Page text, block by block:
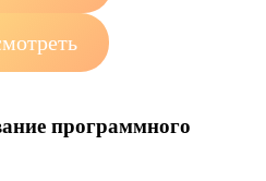
программного